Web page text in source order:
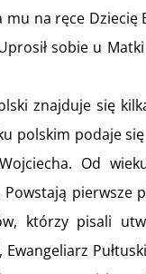
mu na ręce
sobie u
znajduje się
polskim podaje
Od
pierwsze
którzy pisali
Ewangeliarz